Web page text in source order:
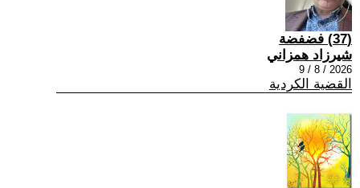
(37) فضفضة
شيرزاد همزاني
2026 / 8 / 9
القضية الكردية